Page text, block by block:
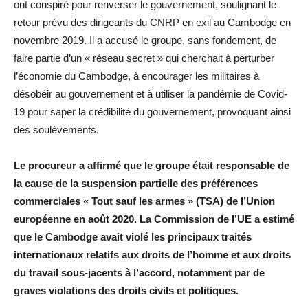
ont conspiré pour renverser le gouvernement, soulignant le
retour prévu des dirigeants du CNRP en exil au Cambodge en
novembre 2019. Il a accusé le groupe, sans fondement, de
faire partie d’un « réseau secret » qui cherchait à perturber
l’économie du Cambodge, à encourager les militaires à
désobéir au gouvernement et à utiliser la pandémie de Covid-
19 pour saper la crédibilité du gouvernement, provoquant ainsi
des soulèvements.
Le procureur a affirmé que le groupe était responsable de
la cause de la suspension partielle des préférences
commerciales « Tout sauf les armes » (TSA) de l’Union
européenne en août 2020. La Commission de l’UE a estimé
que le Cambodge avait violé les principaux traités
internationaux relatifs aux droits de l’homme et aux droits
du travail sous-jacents à l’accord, notamment par de
graves violations des droits civils et politiques.